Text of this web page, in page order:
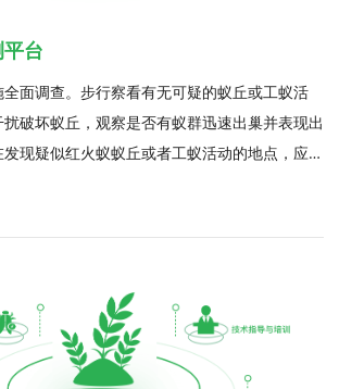
台
面调查。步行察看有无可疑的蚁丘或工蚁活
破坏蚁丘，观察是否有蚁群迅速出巢并表现出
现疑似红火蚁蚁丘或者工蚁活动的地点，应采
或送至有关部门、专家鉴定。...